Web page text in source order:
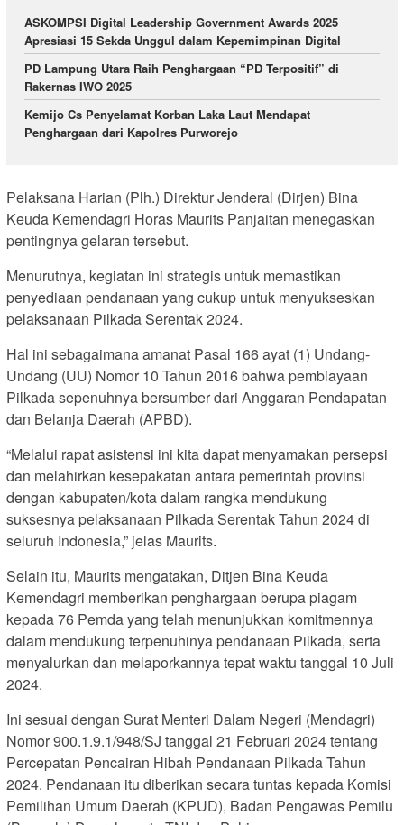
ASKOMPSI Digital Leadership Government Awards 2025
Apresiasi 15 Sekda Unggul dalam Kepemimpinan Digital
PD Lampung Utara Raih Penghargaan “PD Terpositif” di
Rakernas IWO 2025
Kemijo Cs Penyelamat Korban Laka Laut Mendapat
Penghargaan dari Kapolres Purworejo
Pelaksana Harian (Plh.) Direktur Jenderal (Dirjen) Bina
Keuda Kemendagri Horas Maurits Panjaitan menegaskan
pentingnya gelaran tersebut.
Menurutnya, kegiatan ini strategis untuk memastikan
penyediaan pendanaan yang cukup untuk menyukseskan
pelaksanaan Pilkada Serentak 2024.
Hal ini sebagaimana amanat Pasal 166 ayat (1) Undang-
Undang (UU) Nomor 10 Tahun 2016 bahwa pembiayaan
Pilkada sepenuhnya bersumber dari Anggaran Pendapatan
dan Belanja Daerah (APBD).
“Melalui rapat asistensi ini kita dapat menyamakan persepsi
dan melahirkan kesepakatan antara pemerintah provinsi
dengan kabupaten/kota dalam rangka mendukung
suksesnya pelaksanaan Pilkada Serentak Tahun 2024 di
seluruh Indonesia,” jelas Maurits.
Selain itu, Maurits mengatakan, Ditjen Bina Keuda
Kemendagri memberikan penghargaan berupa piagam
kepada 76 Pemda yang telah menunjukkan komitmennya
dalam mendukung terpenuhinya pendanaan Pilkada, serta
menyalurkan dan melaporkannya tepat waktu tanggal 10 Juli
2024.
Ini sesuai dengan Surat Menteri Dalam Negeri (Mendagri)
Nomor 900.1.9.1/948/SJ tanggal 21 Februari 2024 tentang
Percepatan Pencairan Hibah Pendanaan Pilkada Tahun
2024. Pendanaan itu diberikan secara tuntas kepada Komisi
Pemilihan Umum Daerah (KPUD), Badan Pengawas Pemilu